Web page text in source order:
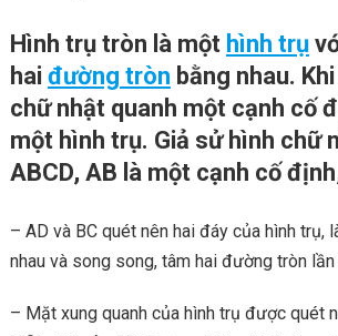
Hình trụ tròn là một hình trụ
hai đường tròn bằng nhau.
chữ nhật quanh một cạnh cố
một hình trụ. Giả sử hình chữ
ABCD, AB là một cạnh cố
– AD và BC quét nên hai đáy của hình trụ,
nhau và song song, tâm hai đường tròn
– Mặt xung quanh của hình trụ được quét